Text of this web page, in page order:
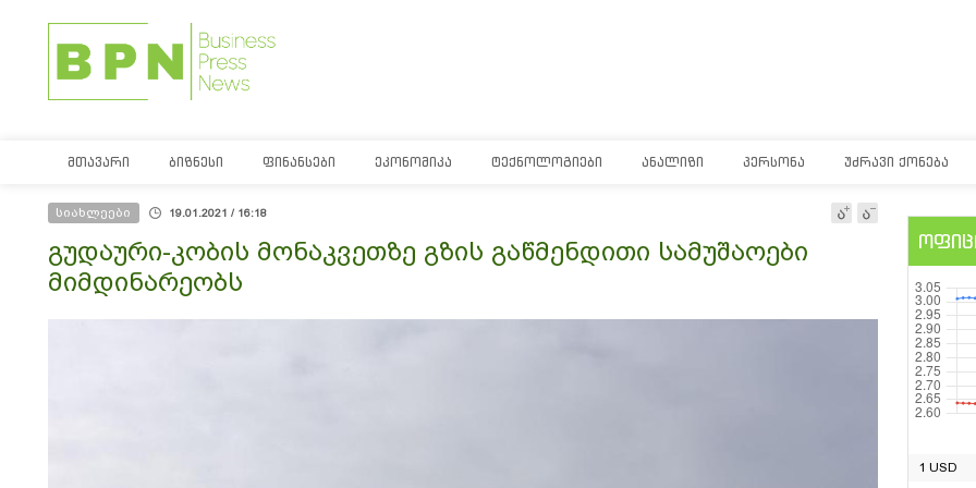
ᲛᲗᲐᲕᲐᲠᲘ ᲑᲘᲖᲜᲔᲡᲘ ᲤᲘᲜᲐᲜᲡᲔᲑᲘ ᲔᲙᲝᲜᲝᲛᲘᲙᲐ ᲢᲔᲥᲜᲝᲚᲝᲒᲘᲔᲑᲘ ᲐᲜᲐᲚᲘᲖᲘ ᲞᲔᲠᲡᲝᲜᲐ ᲣᲫᲠᲐᲕᲘ ᲥᲝᲜᲔᲑᲐ
სიახლეები 19.01.2021 / 16:18
გუდაური-კობის მონაკვეთზე გზის გაწმენდითი სამუშაოები
მიმდინარეობს
1 USD